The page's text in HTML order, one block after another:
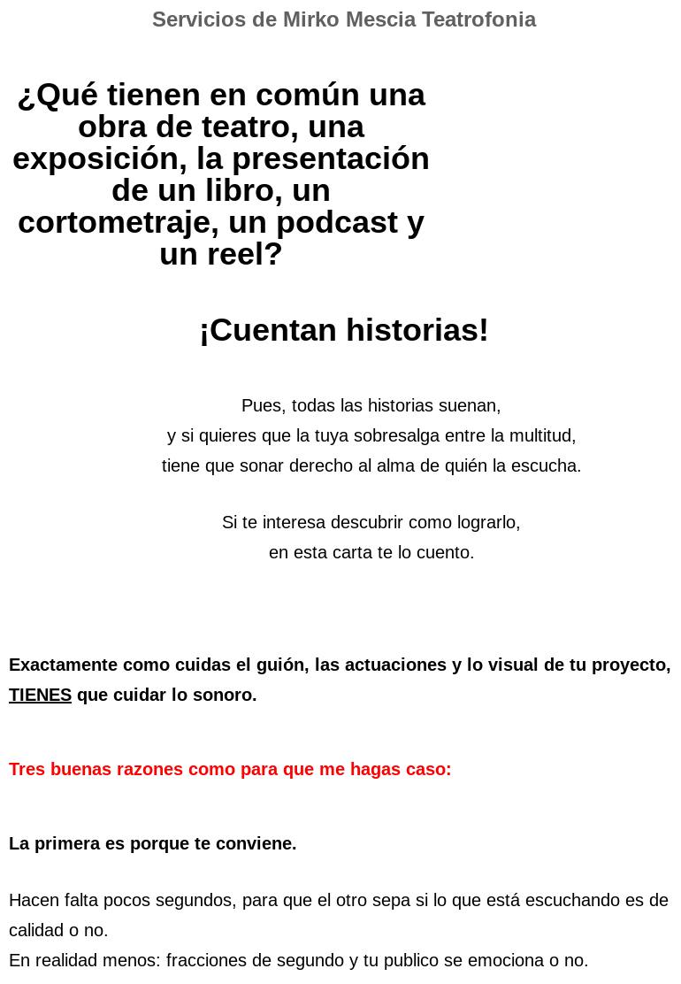
contenido
Servicios de Mirko Mescia Teatrofonia
¿Qué tienen en común una
obra de teatro, una
exposición, la presentación
de un libro, un
cortometraje, un podcast y
un reel?
¡Cuentan historias!
Pues, todas las historias suenan,
y si quieres que la tuya sobresalga entre la multitud,
tiene que sonar derecho al alma de quién la escucha.
Si te interesa descubrir como lograrlo,
en esta carta te lo cuento.
Exactamente como cuidas el guión, las actuaciones y lo visual de tu proyecto,
TIENES que cuidar lo sonoro.
Tres buenas razones como para que me hagas caso:
La primera es porque te conviene.
Hacen falta pocos segundos, para que el otro sepa si lo que está escuchando es de
calidad o no.
En realidad menos: fracciones de segundo y tu publico se emociona o no.